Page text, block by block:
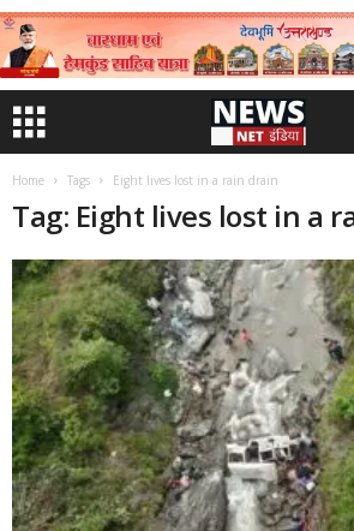
Home Tags Eight lives lost in a rain drain
Tag: Eight lives lost in a